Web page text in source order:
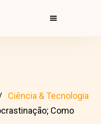
Ciência & Tecnologia
Como